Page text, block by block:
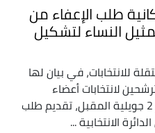
إمكانية طلب الإعفاء من
النساء لتشكيل
للانتخابات، في بيان لها
لانتخابات أعضاء
الشعبي الوطني يوم 2 جويلية المقبل، تقديم طلب
الانتخابية ...